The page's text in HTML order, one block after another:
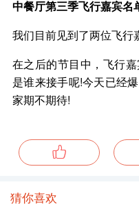
中餐厅第三季飞行嘉宾名
我们目前见到了两位飞行
在之后的节目中，飞行
是谁来接手呢!今天已经
家期不期待!
猜你喜欢